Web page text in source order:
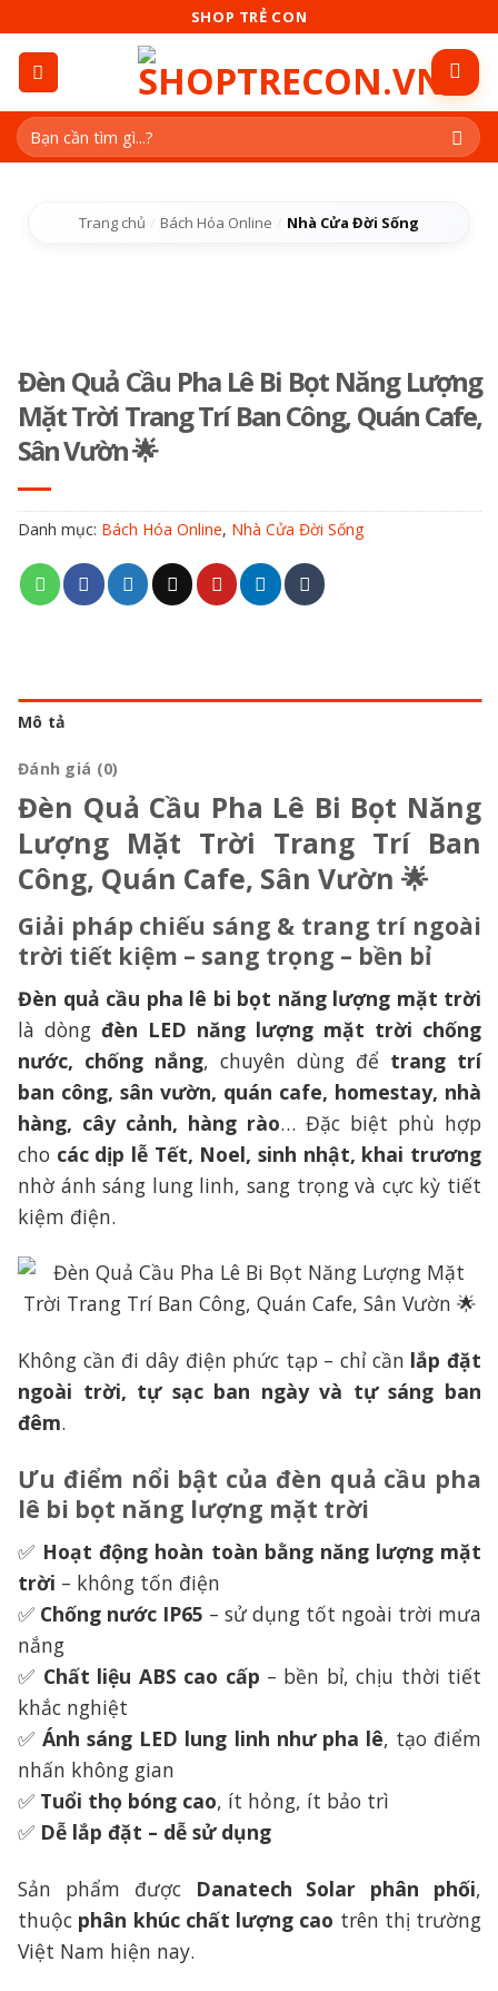
content
SHOP TRẺ CON
Tìm
kiếm:
Trang chủ Bách Hóa Online Nhà Cửa Đời Sống
Đèn Quả Cầu Pha Lê Bi Bọt Năng Lượng
Mặt Trời Trang Trí Ban Công, Quán Cafe,
Sân Vườn 🌟
Danh mục: Bách Hóa Online, Nhà Cửa Đời Sống
Mô tả
Đánh giá (0)
Đèn Quả Cầu Pha Lê Bi Bọt Năng
Lượng Mặt Trời Trang Trí Ban
Công, Quán Cafe, Sân Vườn 🌟
Giải pháp chiếu sáng & trang trí ngoài
trời tiết kiệm – sang trọng – bền bỉ
Đèn quả cầu pha lê bi bọt năng lượng mặt trời
là dòng đèn LED năng lượng mặt trời chống
nước, chống nắng, chuyên dùng để trang trí
ban công, sân vườn, quán cafe, homestay, nhà
hàng, cây cảnh, hàng rào… Đặc biệt phù hợp
cho các dịp lễ Tết, Noel, sinh nhật, khai trương
nhờ ánh sáng lung linh, sang trọng và cực kỳ tiết
kiệm điện.
Không cần đi dây điện phức tạp – chỉ cần lắp đặt
ngoài trời, tự sạc ban ngày và tự sáng ban
đêm.
Ưu điểm nổi bật của đèn quả cầu pha
lê bi bọt năng lượng mặt trời
✅ Hoạt động hoàn toàn bằng năng lượng mặt
trời – không tốn điện
✅ Chống nước IP65 – sử dụng tốt ngoài trời mưa
nắng
✅ Chất liệu ABS cao cấp – bền bỉ, chịu thời tiết
khắc nghiệt
✅Ánh sáng LED lung linh như pha lê, tạo điểm
nhấn không gian
✅ Tuổi thọ bóng cao, ít hỏng, ít bảo trì
✅ Dễ lắp đặt – dễ sử dụng
Sản phẩm được Danatech Solar phân phối,
thuộc phân khúc chất lượng cao trên thị trường
Việt Nam hiện nay.